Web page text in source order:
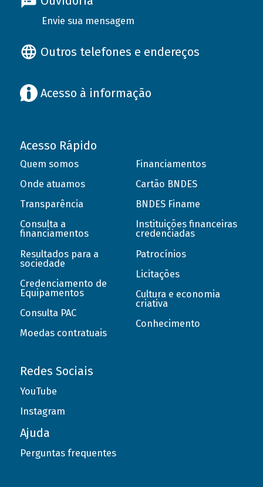
Envie sua mensagem
Outros telefones e endereços
Acesso à informação
Acesso Rápido
Quem somos
Onde atuamos
Transparência
Consulta a
financiamentos
Resultados para a
sociedade
Credenciamento de
Equipamentos
Consulta PAC
Moedas contratuais
Financiamentos
Cartão BNDES
BNDES Finame
Instituições financeiras
credenciadas
Patrocínios
Licitações
Cultura e economia
criativa
Conhecimento
Redes Sociais
YouTube
Instagram
Ajuda
Perguntas frequentes